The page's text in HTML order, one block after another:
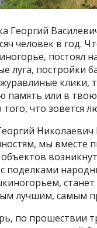
Георгий
человек в год.
постоял
луга, постройки
клики,
память или в
что зовется
мы вместе
поделками
лучшим, самым
по прошествии